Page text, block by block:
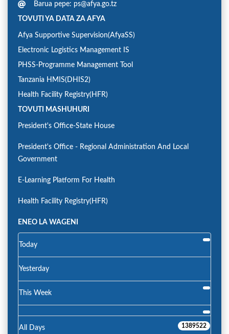
Barua pepe: ps@afya.go.tz
TOVUTI YA DATA ZA AFYA
Afya Supportive Supervision(AfyaSS)
Electronic Logistics Management IS
PHSS-Programme Management Tool
Tanzania HMIS(DHIS2)
Health Facility Registry(HFR)
TOVUTI MASHUHURI
President's Office-State House
President's Office - Regional Administration And Local
Government
E-Learning Platform For Health
Health Facility Registry(HFR)
ENEO LA WAGENI
Today
Yesterday
This Week
All Days 1389522